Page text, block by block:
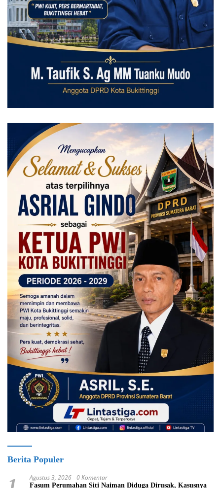
Berita Populer
Agustus 3, 2026 0 Komentar
Fasum Perumahan Siti Naiman Diduga Dirusak, Kasusnya